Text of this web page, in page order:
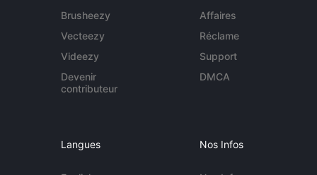
Brusheezy
Vecteezy
Videezy
Devenir
contributeur
Affaires
Réclame
Support
DMCA
Langues Nos Infos